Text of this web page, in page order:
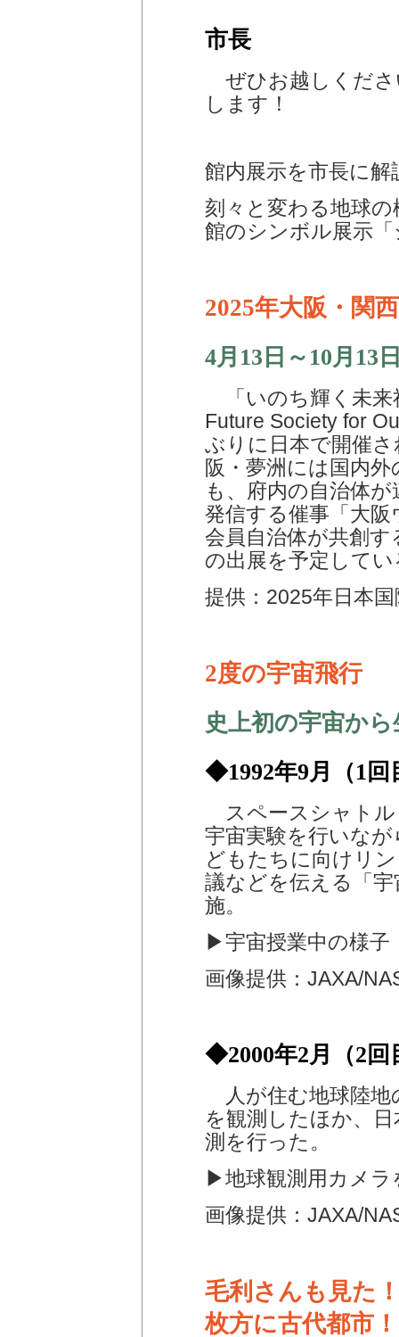
市長
ぜひお越しくださ
します！
館内展示を市長に
刻々と変わる地球
館のシンボル展示
2025年大阪・関
4月13日～10月13
「いのち輝く未来
Future Society for
ぶりに日本で開催
阪・夢洲には国内
も、府内の自治体
発信する催事「大
会員自治体が共創す
の出展を予定してい
提供：2025年日本
2度の宇宙飛行
史上初の宇宙か
◆1992年9月（1回
スペースシャトル
宇宙実験を行いな
どもたちに向けリ
議などを伝える「
施。
▶宇宙授業中の様子
画像提供：JAXA/
◆2000年2月（2回
人が住む地球陸地
を観測したほか、
測を行った。
▶地球観測用カメラ
画像提供：JAXA/
毛利さんも見た
枚方に古代都市